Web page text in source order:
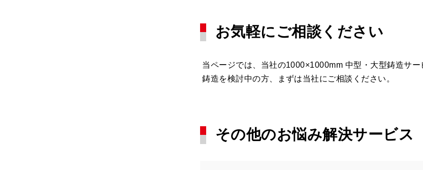
お気軽にご相談ください
当ページでは、当社の1000×1000mm 中型・大型鋳造サ
鋳造を検討中の方、まずは当社にご相談ください。
その他のお悩み解決サービス